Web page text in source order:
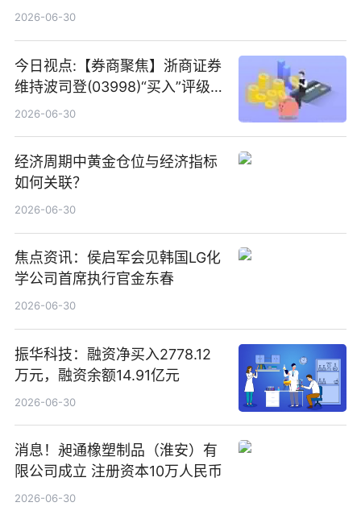
2026-06-30
今日视点:【券商聚焦】浙商证券
维持波司登(03998)“买入”评级
指其业绩高质量稳增长
2026-06-30
经济周期中黄金仓位与经济指标
如何关联？
2026-06-30
焦点资讯：侯启军会见韩国LG化
学公司首席执行官金东春
2026-06-30
振华科技：融资净买入2778.12
万元，融资余额14.91亿元
2026-06-30
消息！昶通橡塑制品（淮安）有
限公司成立 注册资本10万人民币
2026-06-30